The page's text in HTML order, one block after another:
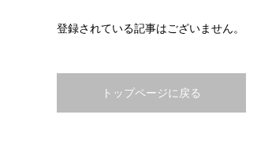
登録されている記事はございません。
トップページに戻る